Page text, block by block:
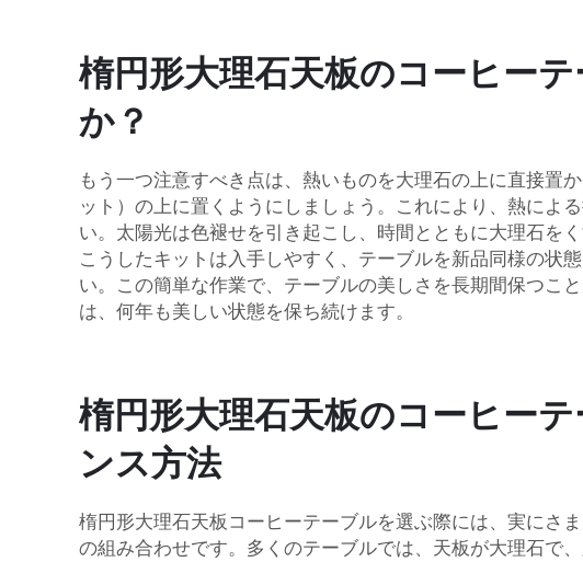
楕円形大理石天板のコーヒー
か？
もう一つ注意すべき点は、熱いものを大理石の上に直接置
ット）の上に置くようにしましょう。これにより、熱によ
い。太陽光は色褪せを引き起こし、時間とともに大理石を
こうしたキットは入手しやすく、テーブルを新品同様の状
い。この簡単な作業で、テーブルの美しさを長期間保つこ
は、何年も美しい状態を保ち続けます。
楕円形大理石天板のコーヒー
ンス方法
楕円形大理石天板コーヒーテーブルを選ぶ際には、実にさ
の組み合わせです。多くのテーブルでは、天板が大理石で